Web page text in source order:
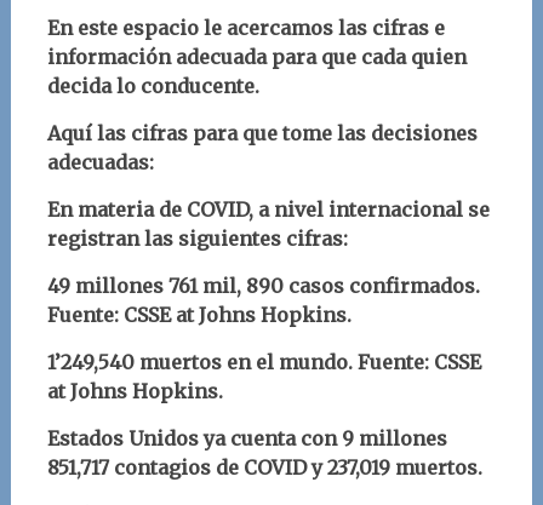
En este espacio le acercamos las cifras e
información adecuada para que cada quien
decida lo conducente.
Aquí las cifras para que tome las decisiones
adecuadas:
En materia de COVID, a nivel internacional se
registran las siguientes cifras:
49 millones 761 mil, 890 casos confirmados.
Fuente: CSSE at Johns Hopkins.
1’249,540 muertos en el mundo. Fuente: CSSE
at Johns Hopkins.
Estados Unidos ya cuenta con 9 millones
851,717 contagios de COVID y 237,019 muertos.